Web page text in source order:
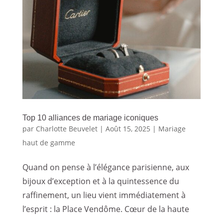
Top 10 alliances de mariage iconiques
par Charlotte Beuvelet| Août 15, 2025 | Mariage
haut de gamme
Quand on pense à l’élégance parisienne, aux
bijoux d’exception et à la quintessence du
raffinement, un lieu vient immédiatement à
l’esprit : la Place Vendôme. Cœur de la haute